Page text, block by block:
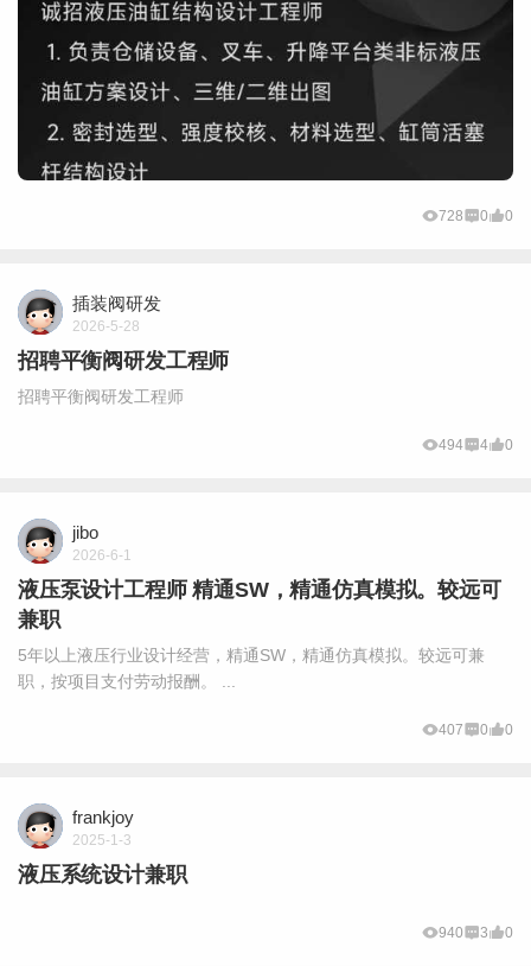
728 0 0
插装阀研发
2026-5-28
招聘平衡阀研发工程师
招聘平衡阀研发工程师
494 4 0
jibo
2026-6-1
液压泵设计工程师 精通SW，精通仿真模拟。较远可
兼职
5年以上液压行业设计经营，精通SW，精通仿真模拟。较远可兼
职，按项目支付劳动报酬。 ...
407 0 0
frankjoy
2025-1-3
液压系统设计兼职
940 3 0